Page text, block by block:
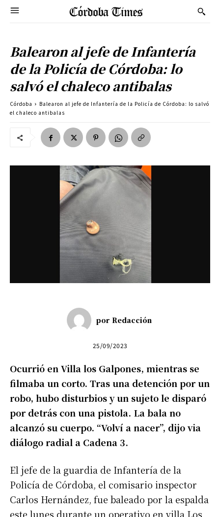
Balearon al jefe de Infantería
de la Policía de Córdoba: lo
salvó el chaleco antibalas
Córdoba
Balearon al jefe de Infantería de la Policía de Córdoba: lo salvó
el chaleco antibalas
por Redacción
25/09/2023
Ocurrió en Villa los Galpones, mientras se
filmaba un corto. Tras una detención por un
robo, hubo disturbios y un sujeto le disparó
por detrás con una pistola. La bala no
alcanzó su cuerpo. “Volví a nacer”, dijo via
diálogo radial a Cadena 3.
El jefe de la guardia de Infantería de la
Policía de Córdoba, el comisario inspector
Carlos Hernández, fue baleado por la espalda
este lunes durante un operativo en villa Los